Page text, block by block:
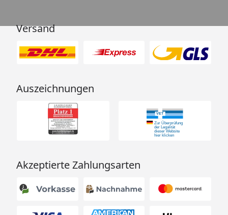
Versand
Auszeichnungen
Akzeptierte Zahlungsarten